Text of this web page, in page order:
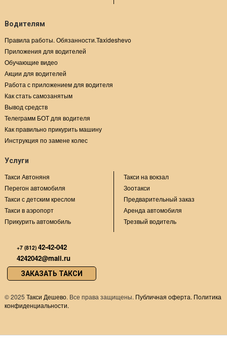
Водителям
Правила работы. Обязанности.Taxideshevo
Приложения для водителей
Обучающие видео
Акции для водителей
Работа с приложением для водителя
Как стать самозанятым
Вывод средств
Телеграмм БОТ для водителя
Как правильно прикурить машину
Инструкция по замене колес
Услуги
Такси Автоняня
Перегон автомобиля
Такси с детским креслом
Такси в аэропорт
Прикурить автомобиль
Такси на вокзал
Зоотакси
Предварительный заказ
Аренда автомобиля
Трезвый водитель
+7 (812) 42-42-042
4242042@mail.ru
ЗАКАЗАТЬ ТАКСИ
©2025 Такси Дешево. Все права защищены. Публичная оферта. Политика
конфиденциальности.